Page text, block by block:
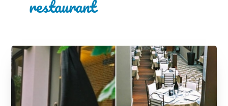
restaurant